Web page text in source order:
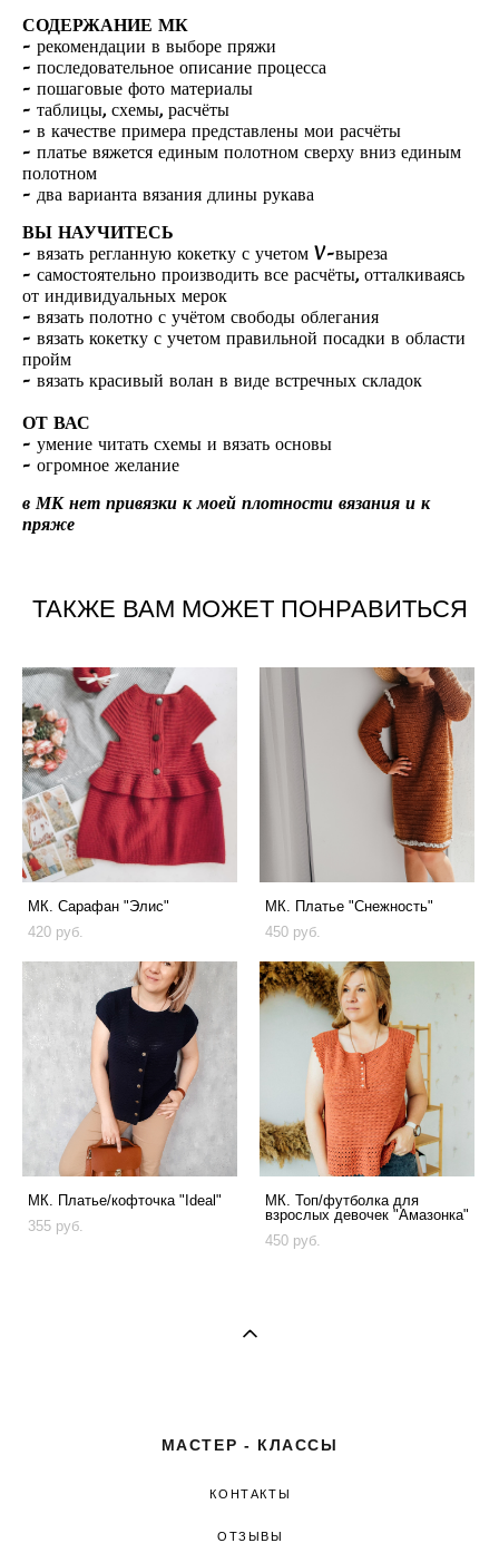
СОДЕРЖАНИЕ МК
- рекомендации в выборе пряжи
- последовательное описание процесса
- пошаговые фото материалы
- таблицы, схемы, расчёты
- в качестве примера представлены мои расчёты
- платье вяжется единым полотном сверху вниз единым
полотном
- два варианта вязания длины рукава
ВЫ НАУЧИТЕСЬ
- вязать регланную кокетку с учетом V-выреза
- самостоятельно производить все расчёты, отталкиваясь
от индивидуальных мерок
- вязать полотно с учётом свободы облегания
- вязать кокетку с учетом правильной посадки в области
пройм
- вязать красивый волан в виде встречных складок
ОТ ВАС
- умение читать схемы и вязать основы
- огромное желание
в МК нет привязки к моей плотности вязания и к
пряже
ТАКЖЕ ВАМ МОЖЕТ ПОНРАВИТЬСЯ
МК. Сарафан "Элис"
420 pуб.
МК. Платье "Снежность"
450 pуб.
МК. Платье/кофточка "Ideal"
355 pуб.
МК. Топ/футболка для
взрослых девочек "Амазонка"
450 pуб.
МАСТЕР - КЛАССЫ
КОНТАКТЫ
ОТЗЫВЫ